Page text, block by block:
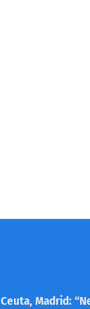
Ceuta, Madrid: